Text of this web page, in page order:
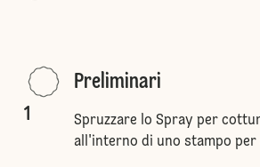
1
Preliminari
Spruzzare lo Spray per
all'interno di uno stampo per